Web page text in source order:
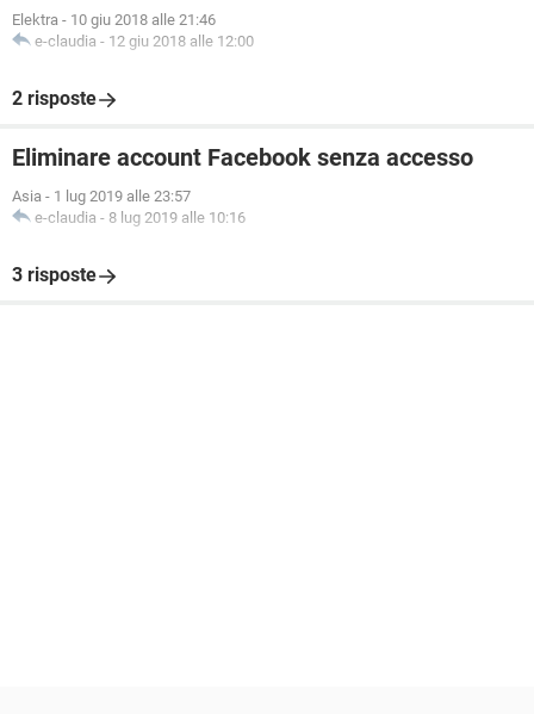
Elektra - 10 giu 2018 alle 21:46
e-claudia - 12 giu 2018 alle 12:00
2 risposte
Eliminare account Facebook senza accesso
Asia - 1 lug 2019 alle 23:57
e-claudia - 8 lug 2019 alle 10:16
3 risposte